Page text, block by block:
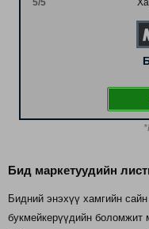
Бид маркетуудийн
Бидний энэхүү хамгийн сайн
букмейкерүүдийн боломжит